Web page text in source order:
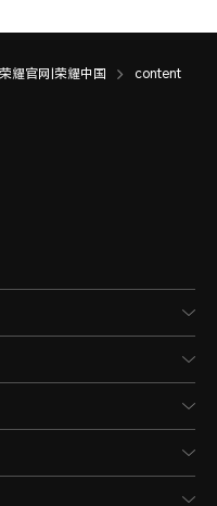
耀官网|荣耀中国 content